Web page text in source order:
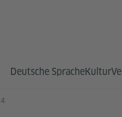
Deutsche SpracheKultur